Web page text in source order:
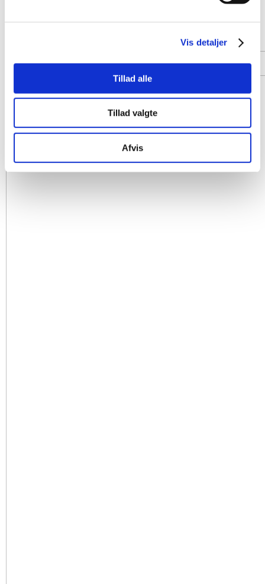
Vis detaljer
Tillad alle
Tillad valgte
Afvis